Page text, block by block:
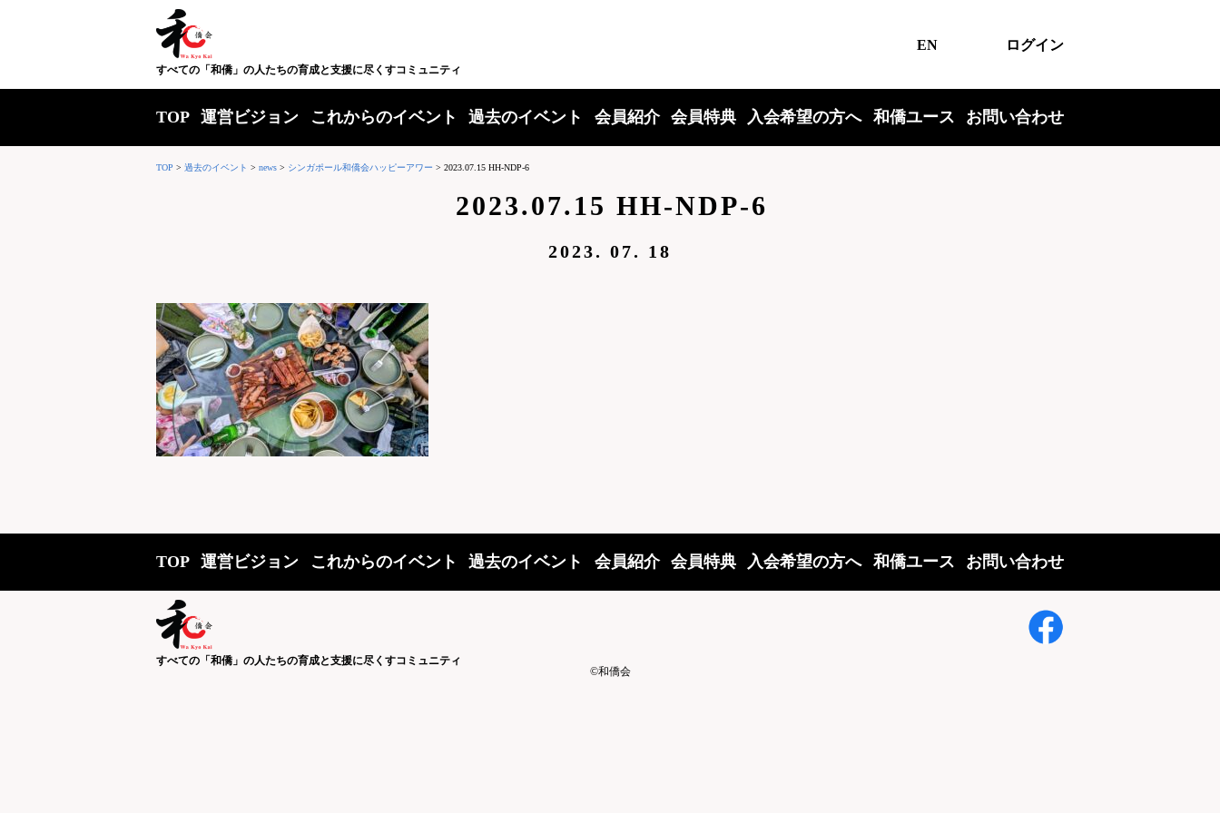
すべての「和僑」の人たちの育成と支援に尽くすコミュニティ
EN ログイン
TOP 運営ビジョン これからのイベント 過去のイベント 会員紹介 会員特典 入会希望の方へ 和僑ユース お問い合わせ
TOP > 過去のイベント > news > シンガポール和僑会ハッピーアワー > 2023.07.15 HH-NDP-6
2023.07.15 HH-NDP-6
2023. 07. 18
TOP 運営ビジョン これからのイベント 過去のイベント 会員紹介 会員特典 入会希望の方へ 和僑ユース お問い合わせ
すべての「和僑」の人たちの育成と支援に尽くすコミュニティ
©和僑会